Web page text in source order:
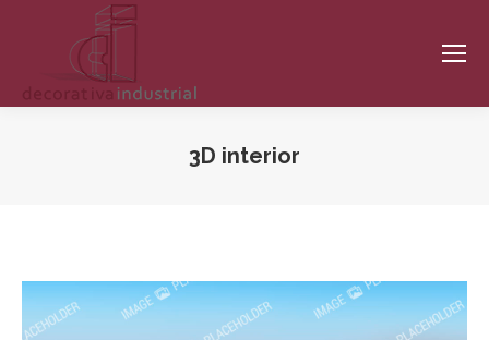
3D interior